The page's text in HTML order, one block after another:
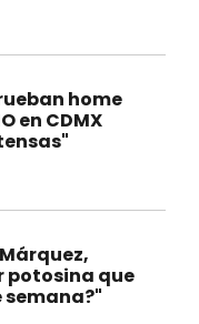
home
en CDMX
potosina que